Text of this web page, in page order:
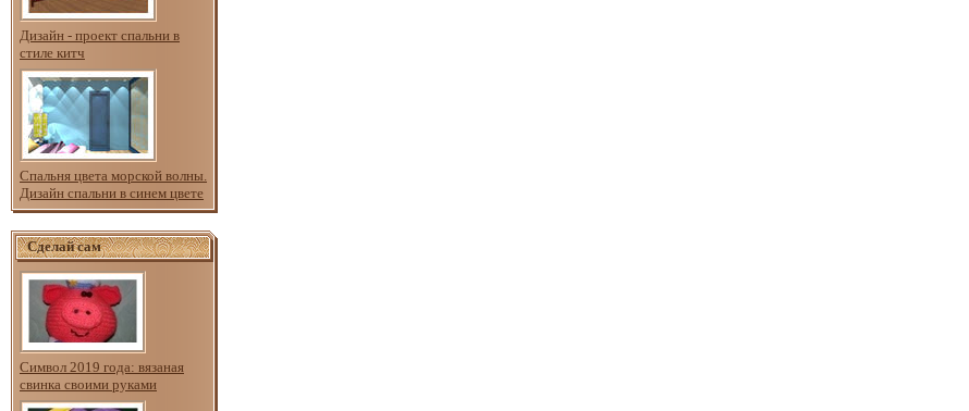
Дизайн - проект спальни в
стиле китч
Спальня цвета морской волны.
Дизайн спальни в синем цвете
Сделай сам
Символ 2019 года: вязаная
свинка своими руками